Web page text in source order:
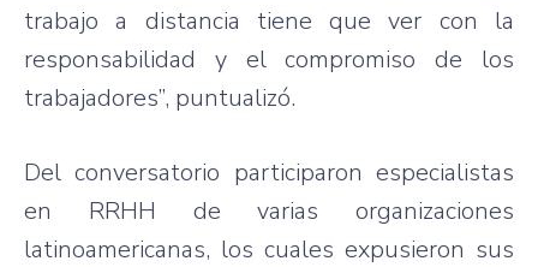
trabajo a distancia tiene que ver con la
responsabilidad y el compromiso de los
trabajadores”, puntualizó.
Del conversatorio participaron especialistas
en RRHH de varias organizaciones
latinoamericanas, los cuales expusieron sus